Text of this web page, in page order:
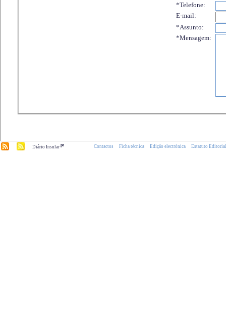
*Telefone:
E-mail:
*Assunto:
*Mensagem:
Diário Insular.pt Contactos Ficha técnica Edição electrónica Estatuto Editorial